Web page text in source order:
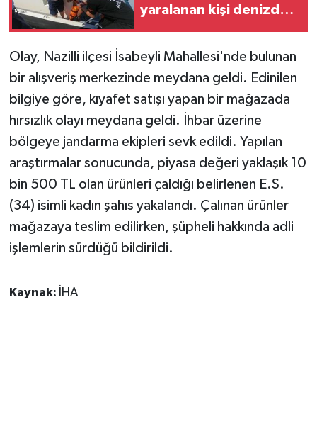
yaralanan kişi denizden
Olay, Nazilli ilçesi İsabeyli Mahallesi'nde bulunan
bir alışveriş merkezinde meydana geldi. Edinilen
bilgiye göre, kıyafet satışı yapan bir mağazada
hırsızlık olayı meydana geldi. İhbar üzerine
bölgeye jandarma ekipleri sevk edildi. Yapılan
araştırmalar sonucunda, piyasa değeri yaklaşık 10
bin 500 TL olan ürünleri çaldığı belirlenen E.S.
(34) isimli kadın şahıs yakalandı. Çalınan ürünler
mağazaya teslim edilirken, şüpheli hakkında adli
işlemlerin sürdüğü bildirildi.
Kaynak: İHA